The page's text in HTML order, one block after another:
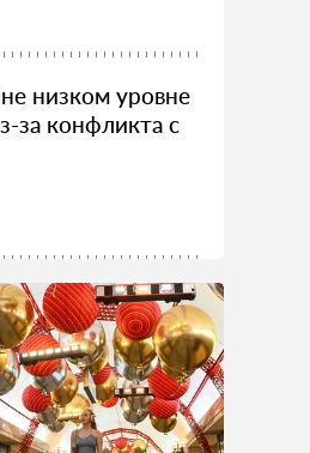
низком уровне
за конфликта с